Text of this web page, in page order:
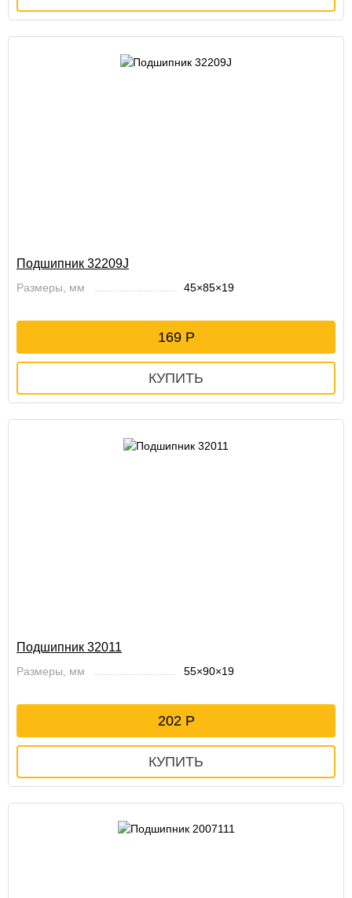
Подшипник 32209J
Размеры, мм 45×85×19
169
Подшипник 32011
Размеры, мм 55×90×19
202